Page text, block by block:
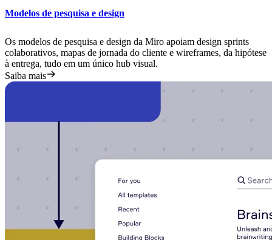
Modelos de pesquisa e design
Os modelos de pesquisa e design da Miro apoiam design sprints
colaborativos, mapas de jornada do cliente e wireframes, da hipótese
à entrega, tudo em um único hub visual.
Saiba mais